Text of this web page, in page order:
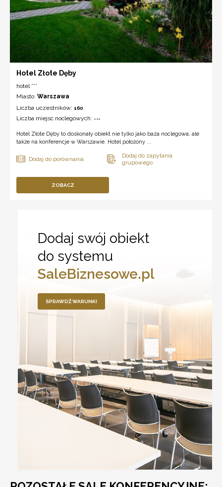
Hotel Złote Dęby
hotel ***
Miasto: Warszawa
Liczba uczestników: 160
Liczba miejsc noclegowych: ---
Hotel Złote Dęby to doskonały obiekt nie tylko jako baza noclegowa, ale
także na konferencje w Warszawie. Hotel położony ...
ZOBACZ
Dodaj swój obiekt
do systemu
SaleBiznesowe.pl
SPRAWDŹ WARUNKI